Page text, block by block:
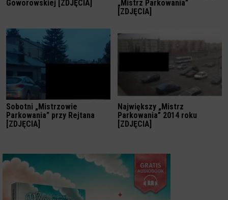
Goworowskiej [ZDJĘCIA]
„Mistrz Parkowania”
[ZDJĘCIA]
Sobotni „Mistrzowie
Parkowania” przy Rejtana
[ZDJĘCIA]
Największy „Mistrz
Parkowania” 2014 roku
[ZDJĘCIA]